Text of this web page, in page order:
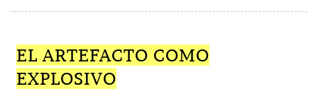
EL ARTEFACTO COMO
EXPLOSIVO